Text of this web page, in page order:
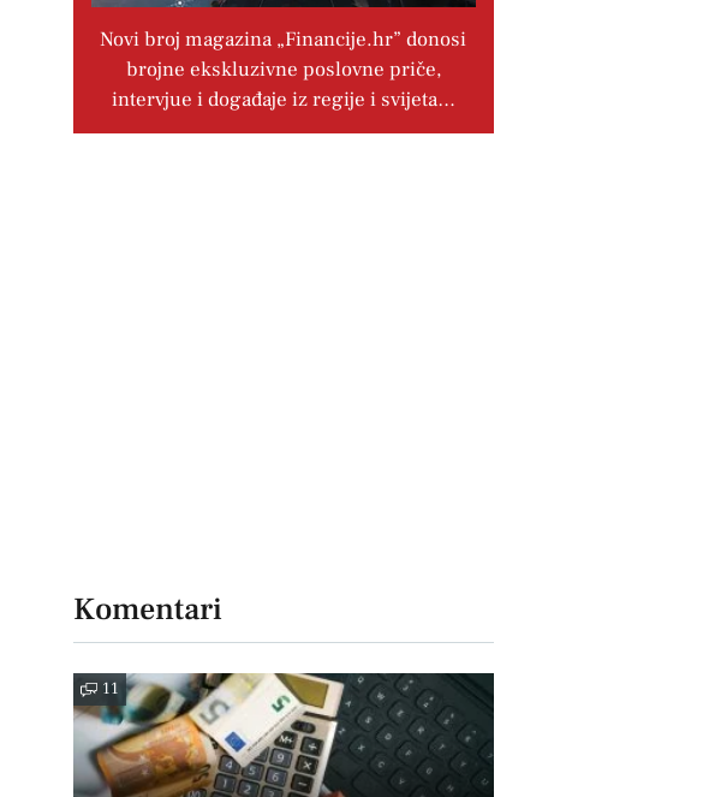
Novi broj magazina „Financije.hr” donosi
brojne ekskluzivne poslovne priče,
intervjue i događaje iz regije i svijeta…
Komentari
11